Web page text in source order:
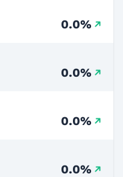
0.0%
0.0%
0.0%
0.0%